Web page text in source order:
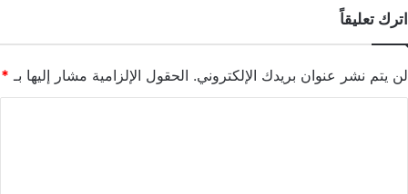
اترك تعليقاً
لن يتم نشر عنوان بريدك الإلكتروني. الحقول الإلزامية مشار إليها بـ *